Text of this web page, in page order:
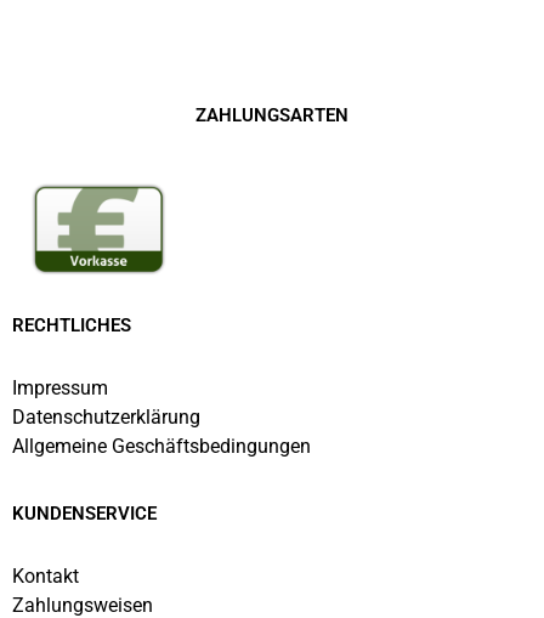
ZAHLUNGSARTEN
RECHTLICHES
Impressum
Datenschutzerklärung
Allgemeine Geschäftsbedingungen
KUNDENSERVICE
Kontakt
Zahlungsweisen